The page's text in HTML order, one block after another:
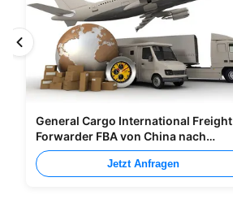
General Cargo International Freight
Forwarder FBA von China nach
Großbritannien Italien Portugal
Jetzt Anfragen